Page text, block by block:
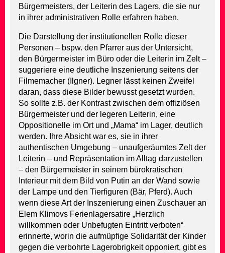
Bürgermeisters, der Leiterin des Lagers, die sie nur
in ihrer administrativen Rolle erfahren haben.
Die Darstellung der institutionellen Rolle dieser
Personen – bspw. den Pfarrer aus der Untersicht,
den Bürgermeister im Büro oder die Leiterin im Zelt –
suggeriere eine deutliche Inszenierung seitens der
Filmemacher (Ilgner). Legner lässt keinen Zweifel
daran, dass diese Bilder bewusst gesetzt wurden.
So sollte z.B. der Kontrast zwischen dem offiziösen
Bürgermeister und der legeren Leiterin, eine
Oppositionelle im Ort und „Mama“ im Lager, deutlich
werden. Ihre Absicht war es, sie in ihrer
authentischen Umgebung – unaufgeräumtes Zelt der
Leiterin – und Repräsentation im Alltag darzustellen
– den Bürgermeister in seinem bürokratischen
Interieur mit dem Bild von Putin an der Wand sowie
der Lampe und den Tierfiguren (Bär, Pferd). Auch
wenn diese Art der Inszenierung einen Zuschauer an
Elem Klimovs Ferienlagersatire „Herzlich
willkommen oder Unbefugten Eintritt verboten“
erinnerte, worin die aufmüpfige Solidarität der Kinder
gegen die verbohrte Lagerobrigkeit opponiert, gibt es